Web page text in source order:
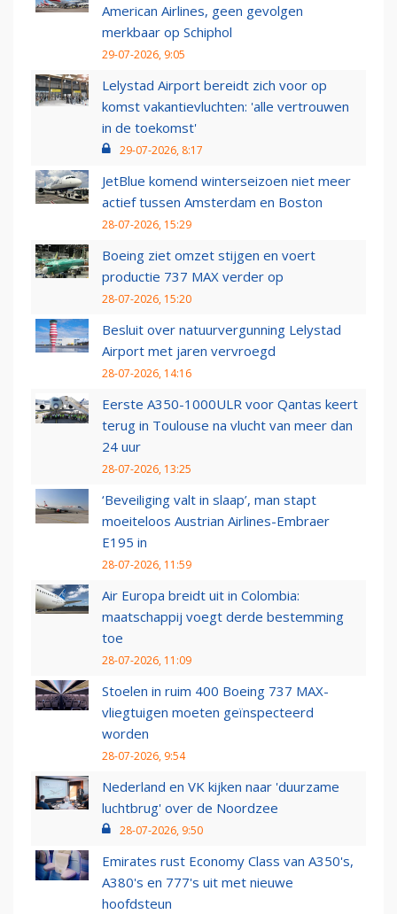
American Airlines, geen gevolgen
merkbaar op Schiphol
29-07-2026, 9:05
Lelystad Airport bereidt zich voor op
komst vakantievluchten: 'alle vertrouwen
in de toekomst'
29-07-2026, 8:17
JetBlue komend winterseizoen niet meer
actief tussen Amsterdam en Boston
28-07-2026, 15:29
Boeing ziet omzet stijgen en voert
productie 737 MAX verder op
28-07-2026, 15:20
Besluit over natuurvergunning Lelystad
Airport met jaren vervroegd
28-07-2026, 14:16
Eerste A350-1000ULR voor Qantas keert
terug in Toulouse na vlucht van meer dan
24 uur
28-07-2026, 13:25
‘Beveiliging valt in slaap’, man stapt
moeiteloos Austrian Airlines-Embraer
E195 in
28-07-2026, 11:59
Air Europa breidt uit in Colombia:
maatschappij voegt derde bestemming
toe
28-07-2026, 11:09
Stoelen in ruim 400 Boeing 737 MAX-
vliegtuigen moeten geïnspecteerd
worden
28-07-2026, 9:54
Nederland en VK kijken naar 'duurzame
luchtbrug' over de Noordzee
28-07-2026, 9:50
Emirates rust Economy Class van A350's,
A380's en 777's uit met nieuwe
hoofdsteun